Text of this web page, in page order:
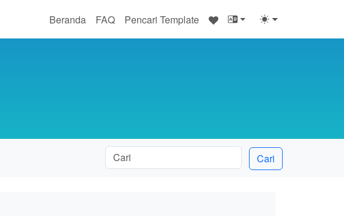
Beranda FAQ Pencari Template ♥
Cari